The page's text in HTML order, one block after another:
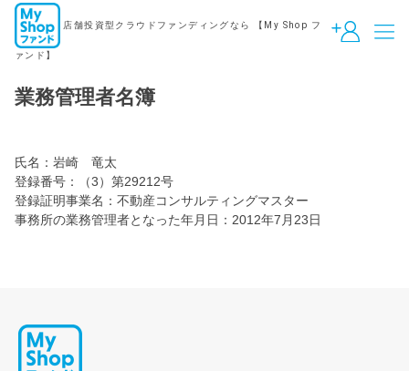
店舗投資型クラウドファンディングなら 【My Shop フ
ァンド】
業務管理者名簿
氏名：岩崎 竜太
登録番号：（3）第29212号
登録証明事業名：不動産コンサルティングマスター
事務所の業務管理者となった年月日：2012年7月23日